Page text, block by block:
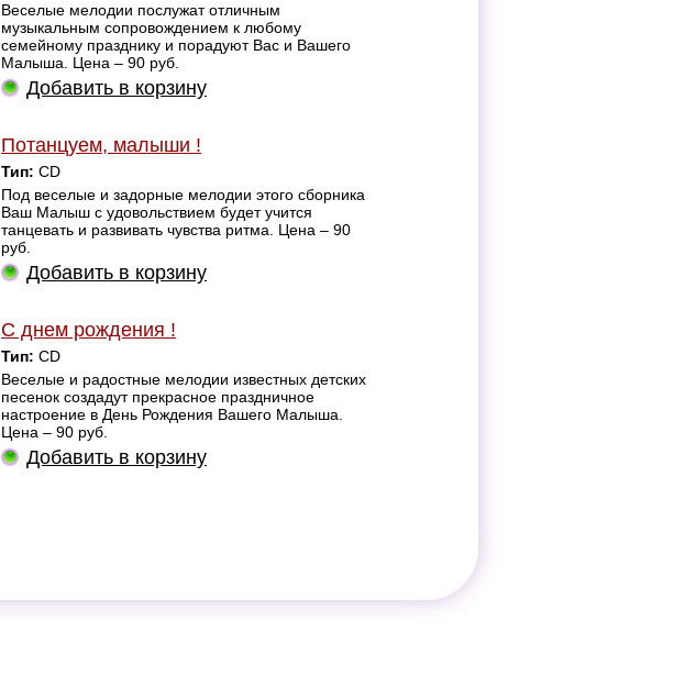
Веселые мелодии послужат отличным
музыкальным сопровождением к любому
семейному празднику и порадуют Вас и Вашего
Малыша. Цена – 90 руб.
Добавить в корзину
Потанцуем, малыши !
Тип: CD
Под веселые и задорные мелодии этого сборника
Ваш Малыш с удовольствием будет учится
танцевать и развивать чувства ритма. Цена – 90
руб.
Добавить в корзину
С днем рождения !
Тип: CD
Веселые и радостные мелодии известных детских
песенок создадут прекрасное праздничное
настроение в День Рождения Вашего Малыша.
Цена – 90 руб.
Добавить в корзину